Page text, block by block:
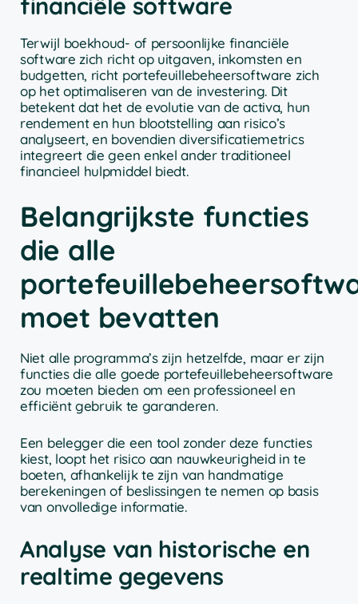
Terwijl boekhoud- of persoonlijke financiële
software zich richt op uitgaven, inkomsten en
budgetten, richt portefeuillebeheersoftware zich
op het optimaliseren van de investering. Dit
betekent dat het de evolutie van de activa, hun
rendement en hun blootstelling aan risico’s
analyseert, en bovendien diversificatiemetrics
integreert die geen enkel ander traditioneel
financieel hulpmiddel biedt.
Belangrijkste functies
die alle
moet bevatten
Niet alle programma’s zijn hetzelfde, maar er zijn
functies die alle goede portefeuillebeheersoftware
zou moeten bieden om een professioneel en
efficiënt gebruik te garanderen.
Een belegger die een tool zonder deze functies
kiest, loopt het risico aan nauwkeurigheid in te
boeten, afhankelijk te zijn van handmatige
berekeningen of beslissingen te nemen op basis
van onvolledige informatie.
Analyse van historische en
realtime gegevens